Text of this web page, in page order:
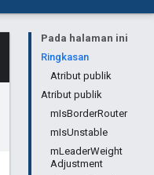
Pada halaman ini
Ringkasan
Atribut publik
Atribut publik
mIsBorderRouter
mIsUnstable
mLeaderWeight
Adjustment